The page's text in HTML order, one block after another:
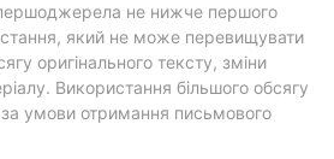
не нижче першого
який не може перевищувати
оригінального тексту, зміни
Використання більшого обсягу
умови отримання письмового